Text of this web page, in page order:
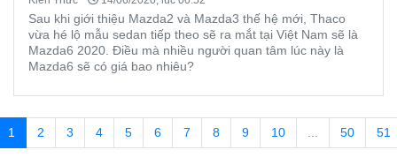
Sau khi giới thiệu Mazda2 và Mazda3 thế hệ mới, Thaco
vừa hé lộ mẫu sedan tiếp theo sẽ ra mắt tại Việt Nam sẽ là
Mazda6 2020. Điều mà nhiều người quan tâm lúc này là
Mazda6 sẽ có giá bao nhiêu?
1 2 3 4 5 6 7 8 9 10 50 51